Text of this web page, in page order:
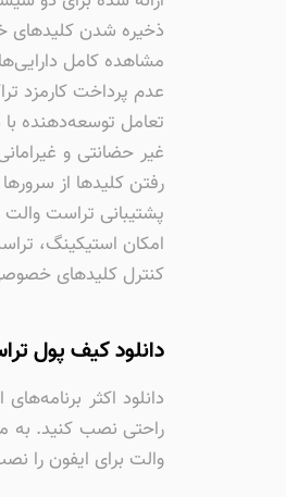
ذخیره شدن کلیدهای
مشاهده کامل
عدم پرداخت کارمزد
تعامل توسعه‌دهنده با
غیر حضانتی و
رفتن کلیدها از
پشتیبانی تراست والت
امکان استیکینگ،
کنترل کلیدهای
دانلود کیف پول
راحتی نصب کنید. به
والت برای ایفون را